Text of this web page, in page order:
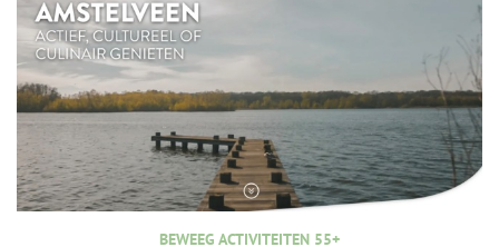
BEWEEG ACTIVITEITEN 55+